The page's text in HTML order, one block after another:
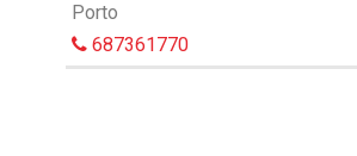
Porto
687361770